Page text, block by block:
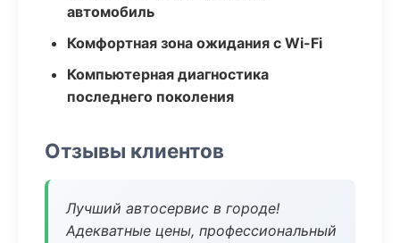
автомобиль
Комфортная зона ожидания с Wi-Fi
Компьютерная диагностика
последнего поколения
Отзывы клиентов
Лучший автосервис в городе!
Адекватные цены, профессиональный